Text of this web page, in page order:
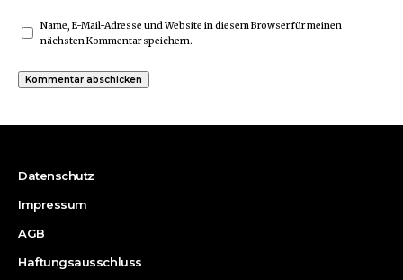
Name, E-Mail-Adresse und Website in diesem Browser für meinen
nächsten Kommentar speichern.
Datenschutz
Impressum
AGB
Haftungsausschluss